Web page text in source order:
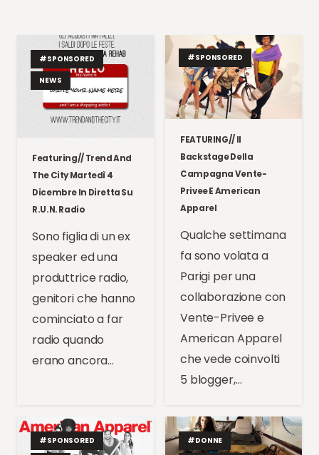
#SPONSORED
NEWS
Featuring// Trend And
The City Martedì 4
Dicembre In Diretta Su
R.U.N. Radio
Sono figlia di un ex
speaker ed una
produttrice radio,
genitori che hanno
cominciato a far
radio quando
erano ancora…
#SPONSORED
FEATURING// Il
Backstage Della
Campagna Vente-
Privee E American
Apparel
Qualche settimana
fa sono volata a
Parigi per una
collaborazione con
Vente-Privee e
American Apparel
che vede coinvolti
5 blogger,…
#SPONSORED
#DONNE